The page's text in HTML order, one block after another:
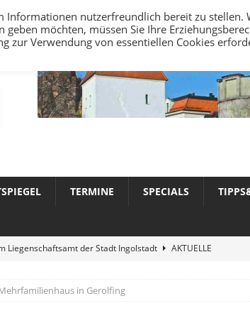
TERMINE SPECIALS
Liegenschaftsamt der Stadt Ingolstadt AKTUELLE
2026 in Ingolstadt
AKTUELLE NACHRICHTEN
in Gerolfing
nutzerfreundlich bereit zu stellen.
möchten, müssen Sie Ihre
zur Verwendung von essentiellen Cookies